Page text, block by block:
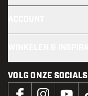
VOLG ONZE SOCIALS